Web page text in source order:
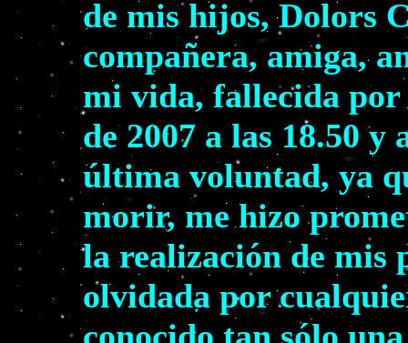
de mis hijos, Dolors
compañera, amiga,
mi vida, fallecida por
de 2007 a las 18.50
última voluntad, ya
morir, me hizo
la realización de mis
olvidada por